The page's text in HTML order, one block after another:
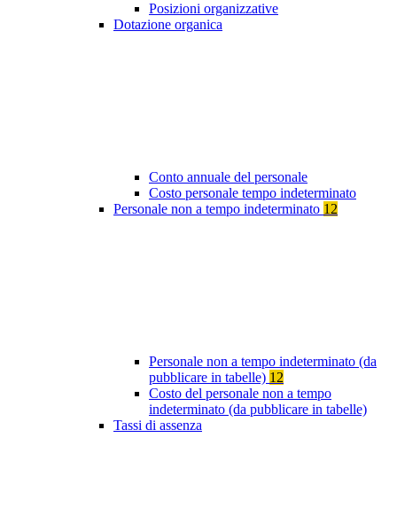
Posizioni organizzative
Dotazione organica
Conto annuale del personale
Costo personale tempo indeterminato
Personale non a tempo indeterminato 12
Personale non a tempo indeterminato (da
pubblicare in tabelle) 12
Costo del personale non a tempo
indeterminato (da pubblicare in tabelle)
Tassi di assenza